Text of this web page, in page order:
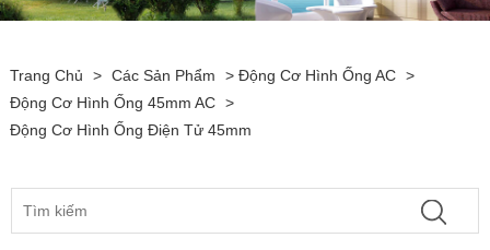
Trang Chủ > Các Sản Phẩm > Động Cơ Hình Ống AC >
Động Cơ Hình Ống 45mm AC >
Động Cơ Hình Ống Điện Tử 45mm